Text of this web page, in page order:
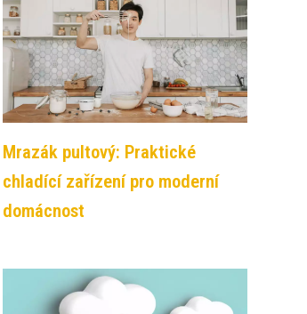
Mrazák pultový: Praktické
chladící zařízení pro moderní
domácnost